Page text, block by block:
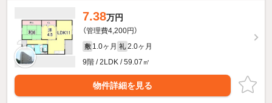
7.38万円
（管理費4,200円）
敷 1.0ヶ月 礼 2.0ヶ月
9階 / 2LDK / 59.07㎡
物件詳細を見る